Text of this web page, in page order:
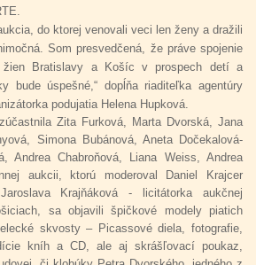
do ktorej venovali veci len ženy a dražili
Som presvedčená, že práve spojenie
žien Bratislavy a Košíc v prospech detí a
bude úspešné,“ dopĺňa riaditeľka agentúry
podujatia Helena Hupková.
Zita Furková, Marta Dvorská, Jana
Simona Bubánová, Aneta Dočekalová-
Andrea Chabroňová, Liana Weiss, Andrea
aukcii, ktorú moderoval Daniel Krajcer
Krajňáková - licitátorka aukčnej
sa objavili špičkové modely piatich
skvosty – Picassové diela, fotografie,
kníh a CD, ale aj skrášľovací poukaz,